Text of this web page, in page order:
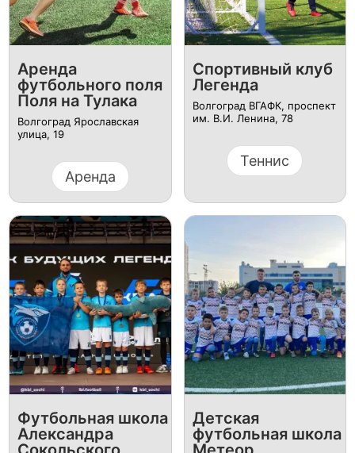
Аренда
футбольного поля
Поля на Тулака
Волгоград Ярославская
улица, 19
Аренда
Спортивный клуб
Легенда
Волгоград ВГАФК, проспект
им. В.И. Ленина, 78
Теннис
Футбольная школа
Александра
Детская
футбольная школа